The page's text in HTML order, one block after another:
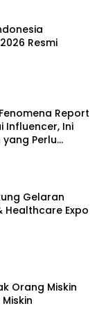
Resmi
Report
Influencer, Ini
yang Perlu
Gelaran
Healthcare Expo
Orang Miskin